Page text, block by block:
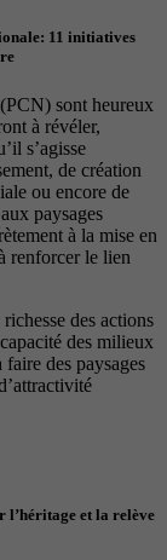
11 initiatives
sont heureux
à révéler,
s’agisse
de création
ou encore de
paysages
à la mise en
renforcer le lien
des actions
des milieux
des paysages
l’héritage et la relève